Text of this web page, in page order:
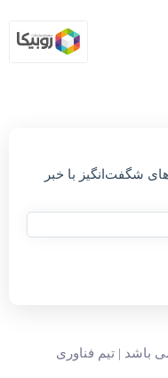
شگفت‌انگیز با خبر
محفوظ می باشد | تیم فناوری